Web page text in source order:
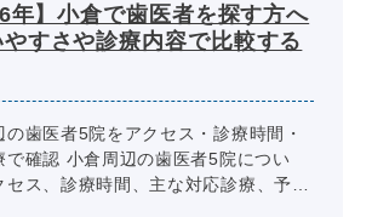
年】小倉で歯医者を探す方へ
やすさや診療内容で比較する
の歯医者5院をアクセス・診療時間・
で確認 小倉周辺の歯医者5院につい
セス、診療時間、主な対応診療、予